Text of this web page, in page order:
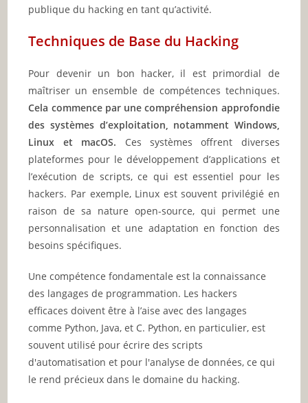
publique du hacking en tant qu’activité.
Techniques de Base du Hacking
Pour devenir un bon hacker, il est primordial de
maîtriser un ensemble de compétences techniques.
Cela commence par une compréhension approfondie
des systèmes d’exploitation, notamment Windows,
Linux et macOS. Ces systèmes offrent diverses
plateformes pour le développement d’applications et
l’exécution de scripts, ce qui est essentiel pour les
hackers. Par exemple, Linux est souvent privilégié en
raison de sa nature open-source, qui permet une
personnalisation et une adaptation en fonction des
besoins spécifiques.
Une compétence fondamentale est la connaissance
des langages de programmation. Les hackers
efficaces doivent être à l’aise avec des langages
comme Python, Java, et C. Python, en particulier, est
souvent utilisé pour écrire des scripts
d'automatisation et pour l'analyse de données, ce qui
le rend précieux dans le domaine du hacking.